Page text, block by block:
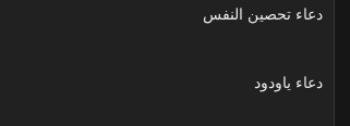
دعاء تحصين النفس
دعاء ياودود